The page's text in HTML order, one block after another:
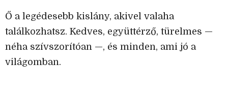
Ő a legédesebb kislány, akivel valaha
találkozhatsz. Kedves, együttérző, türelmes —
néha szívszorítóan —, és minden, ami jó a
világomban.